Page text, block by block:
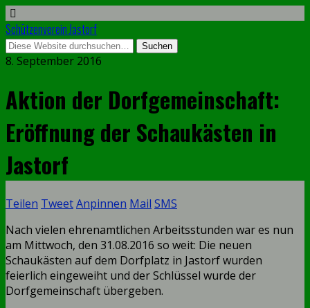
Schützenverein Jastorf
8. September 2016
Aktion der Dorfgemeinschaft:
Eröffnung der Schaukästen in
Jastorf
Teilen TweetAnpinnen Mail SMS
Nach vielen ehrenamtlichen Arbeitsstunden war es nun
am Mittwoch, den 31.08.2016 so weit: Die neuen
Schaukästen auf dem Dorfplatz in Jastorf wurden
feierlich eingeweiht und der Schlüssel wurde der
Dorfgemeinschaft übergeben.